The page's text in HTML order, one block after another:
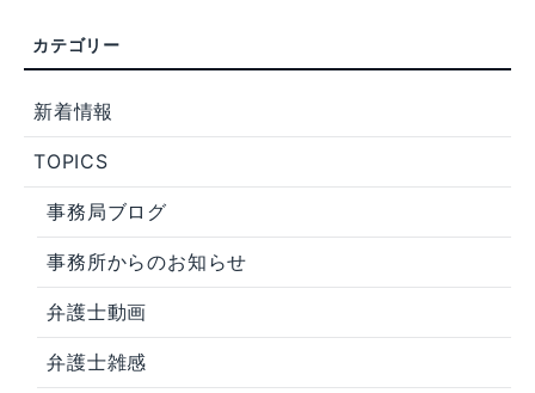
新着情報
TOPICS
事務局ブログ
事務所からのお知らせ
弁護士動画
弁護士雑感